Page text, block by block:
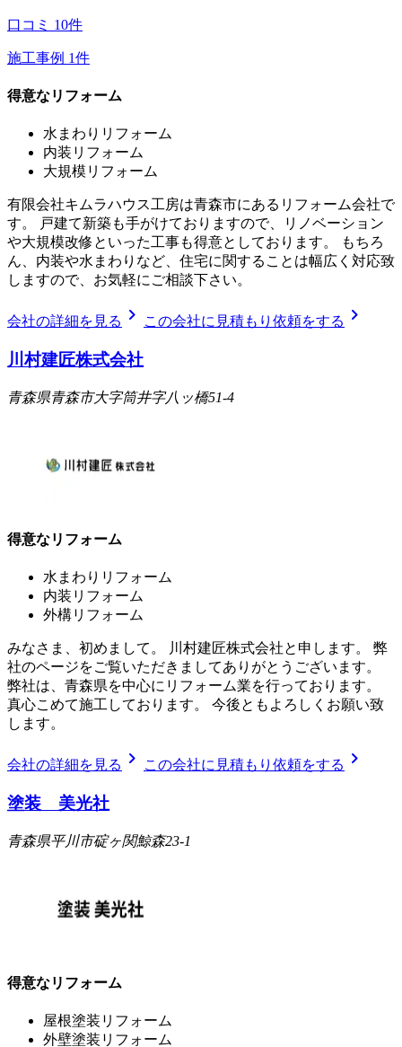
口コミ 10件
施工事例 1件
得意なリフォーム
水まわりリフォーム
内装リフォーム
大規模リフォーム
有限会社キムラハウス工房は青森市にあるリフォーム会社で
す。 戸建て新築も手がけておりますので、リノベーション
や大規模改修といった工事も得意としております。 もちろ
ん、内装や水まわりなど、住宅に関することは幅広く対応致
しますので、お気軽にご相談下さい。
会社の詳細を見る chevron_right この会社に見積もり依頼をする chevron_right
川村建匠株式会社
青森県青森市大字筒井字八ッ橋51-4
得意なリフォーム
水まわりリフォーム
内装リフォーム
外構リフォーム
みなさま、初めまして。 川村建匠株式会社と申します。 弊
社のページをご覧いただきましてありがとうございます。
弊社は、青森県を中心にリフォーム業を行っております。
真心こめて施工しております。 今後ともよろしくお願い致
します。
会社の詳細を見る chevron_right この会社に見積もり依頼をする chevron_right
塗装 美光社
青森県平川市碇ヶ関鯨森23-1
得意なリフォーム
屋根塗装リフォーム
外壁塗装リフォーム